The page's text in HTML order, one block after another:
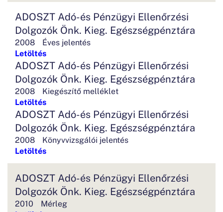
ADOSZT Adó-és Pénzügyi Ellenőrzési
Dolgozók Önk. Kieg. Egészségpénztára
2008
Éves jelentés
Letöltés
ADOSZT Adó-és Pénzügyi Ellenőrzési
Dolgozók Önk. Kieg. Egészségpénztára
2008
Kiegészítő melléklet
Letöltés
ADOSZT Adó-és Pénzügyi Ellenőrzési
Dolgozók Önk. Kieg. Egészségpénztára
2008
Könyvvizsgálói jelentés
Letöltés
ADOSZT Adó-és Pénzügyi Ellenőrzési
Dolgozók Önk. Kieg. Egészségpénztára
2010
Mérleg